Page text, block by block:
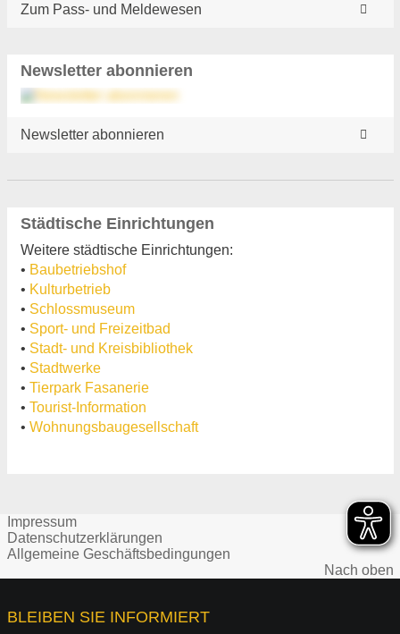
Zum Pass- und Meldewesen
Newsletter abonnieren
Newsletter abonnieren
Städtische Einrichtungen
Weitere städtische Einrichtungen:
• Baubetriebshof
• Kulturbetrieb
• Schlossmuseum
• Sport- und Freizeitbad
• Stadt- und Kreisbibliothek
• Stadtwerke
• Tierpark Fasanerie
• Tourist-Information
• Wohnungsbaugesellschaft
Impressum
Datenschutzerklärungen
Allgemeine Geschäftsbedingungen
Nach oben
BLEIBEN SIE INFORMIERT